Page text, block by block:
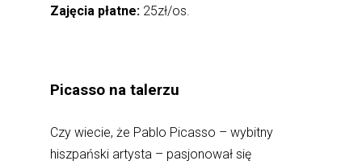
Zajęcia płatne: 25zł/os.
Picasso na talerzu
Czy wiecie, że Pablo Picasso – wybitny
hiszpański artysta – pasjonował się